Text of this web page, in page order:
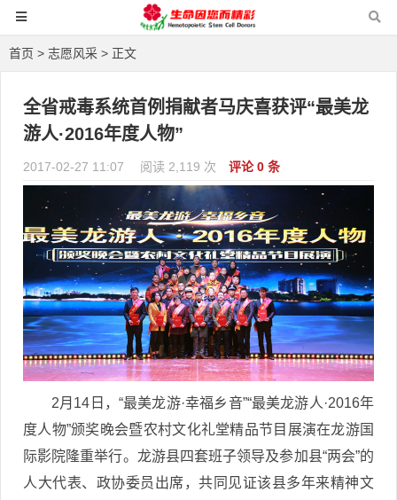
首页 > 志愿风采 > 正文
全省戒毒系统首例捐献者马庆喜获评“最美龙
游人·2016年度人物”
2017-02-27 11:07 阅读 2,119 次 评论 0 条
2月14日，“最美龙游·幸福乡音”“最美龙游人·2016年
度人物”颁奖晚会暨农村文化礼堂精品节目展演在龙游国
际影院隆重举行。龙游县四套班子领导及参加县“两会”的
人大代表、政协委员出席，共同见证该县多年来精神文